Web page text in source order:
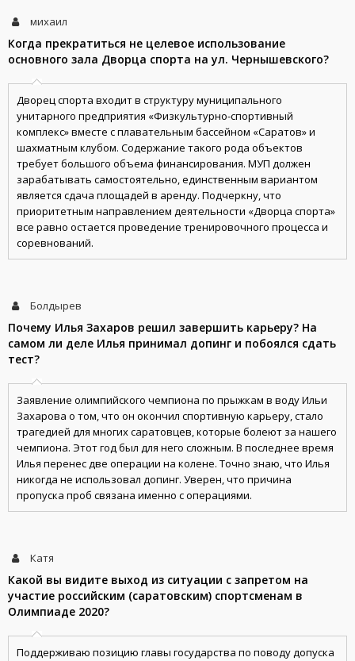
михаил
Когда прекратиться не целевое использование
основного зала Дворца спорта на ул. Чернышевского?
Дворец спорта входит в структуру муниципального
унитарного предприятия «Физкультурно-спортивный
комплекс» вместе с плавательным бассейном «Саратов» и
шахматным клубом. Содержание такого рода объектов
требует большого объема финансирования. МУП должен
зарабатывать самостоятельно, единственным вариантом
является сдача площадей в аренду. Подчеркну, что
приоритетным направлением деятельности «Дворца спорта»
все равно остается проведение тренировочного процесса и
соревнований.
Болдырев
Почему Илья Захаров решил завершить карьеру? На
самом ли деле Илья принимал допинг и побоялся сдать
тест?
Заявление олимпийского чемпиона по прыжкам в воду Ильи
Захарова о том, что он окончил спортивную карьеру, стало
трагедией для многих саратовцев, которые болеют за нашего
чемпиона. Этот год был для него сложным. В последнее время
Илья перенес две операции на колене. Точно знаю, что Илья
никогда не использовал допинг. Уверен, что причина
пропуска проб связана именно с операциями.
Катя
Какой вы видите выход из ситуации с запретом на
участие российским (саратовским) спортсменам в
Олимпиаде 2020?
Поддерживаю позицию главы государства по поводу допуска